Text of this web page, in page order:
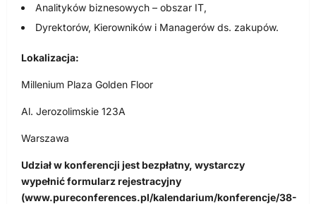
Analityków biznesowych – obszar IT,
Dyrektorów, Kierowników i Managerów ds. zakupów.
Lokalizacja:
Millenium Plaza Golden Floor
Al. Jerozolimskie 123A
Warszawa
Udział w konferencji jest bezpłatny, wystarczy
wypełnić formularz rejestracyjny
(www.pureconferences.pl/kalendarium/konferencje/38-